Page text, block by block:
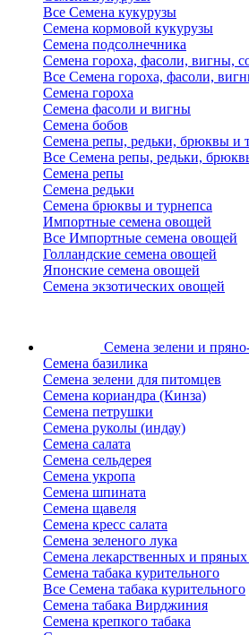
Все Семена кукурузы
Семена кормовой кукурузы
Семена подсолнечника
Семена гороха, фасоли, вигны,
Все Семена гороха, фасоли,
Семена гороха
Семена фасоли и вигны
Семена бобов
Семена репы, редьки, брюквы и
Все Семена репы, редьки,
Семена репы
Семена редьки
Семена брюквы и турнепса
Импортные семена овощей
Все Импортные семена овощей
Голландские семена овощей
Японские семена овощей
Семена экзотических овощей
Семена зелени и
Семена базилика
Семена зелени для питомцев
Семена кориандра (Кинза)
Семена петрушки
Семена руколы (индау)
Семена салата
Семена сельдерея
Семена укропа
Семена шпината
Семена щавеля
Семена кресс салата
Семена зеленого лука
Семена лекарственных и пряных
Семена табака курительного
Все Семена табака курительного
Семена табака Вирджиния
Семена крепкого табака